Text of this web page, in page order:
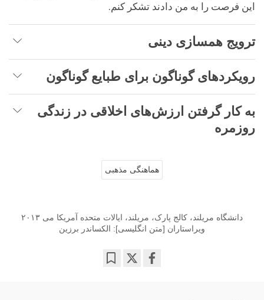
این فرصت را به من دادند تشکر کنم.
ترویج همسازی دینی
رویکردهای گوناگون برای طبایع گوناگون
به کار گرفتن ارزش‌های اخلاقی در زندگی
روزمره
هماهنگی مذهبی
دانشگاه مریلند، کالج پارک، مریلند، ایالات متحده آمریکا می ۲۰۱۳
ویراستاران [متن انگلیسی]: الکساندر برزین